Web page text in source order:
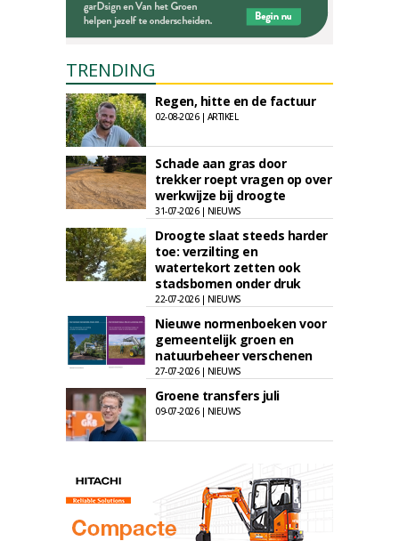
TRENDING
Regen, hitte en de factuur
02-08-2026 | ARTIKEL
Schade aan gras door
trekker roept vragen op over
werkwijze bij droogte
31-07-2026 | NIEUWS
Droogte slaat steeds harder
toe: verzilting en
watertekort zetten ook
stadsbomen onder druk
22-07-2026 | NIEUWS
Nieuwe normenboeken voor
gemeentelijk groen en
natuurbeheer verschenen
27-07-2026 | NIEUWS
Groene transfers juli
09-07-2026 | NIEUWS